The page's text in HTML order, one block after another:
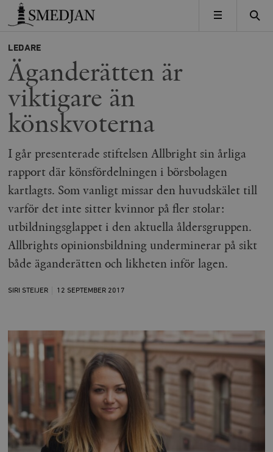
Timbro
MENY
LEDARE
Äganderätten är
viktigare än
könskvoterna
I går presenterade stiftelsen Allbright sin årliga
rapport där könsfördelningen i börsbolagen
kartlagts. Som vanligt missar den huvudskälet till
varför det inte sitter kvinnor på fler stolar:
utbildningsglappet i den aktuella åldersgruppen.
Allbrights opinionsbildning underminerar på sikt
både äganderätten och likheten inför lagen.
SIRI STEIJER 12 SEPTEMBER 2017